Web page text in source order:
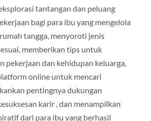
tantangan dan peluang
bagi para ibu yang mengelola
tangga, menyoroti jenis
memberikan tips untuk
pekerjaan dan kehidupan keluarga,
online untuk mencari
pentingnya dukungan
karir , dan menampilkan
dari para ibu yang berhasil